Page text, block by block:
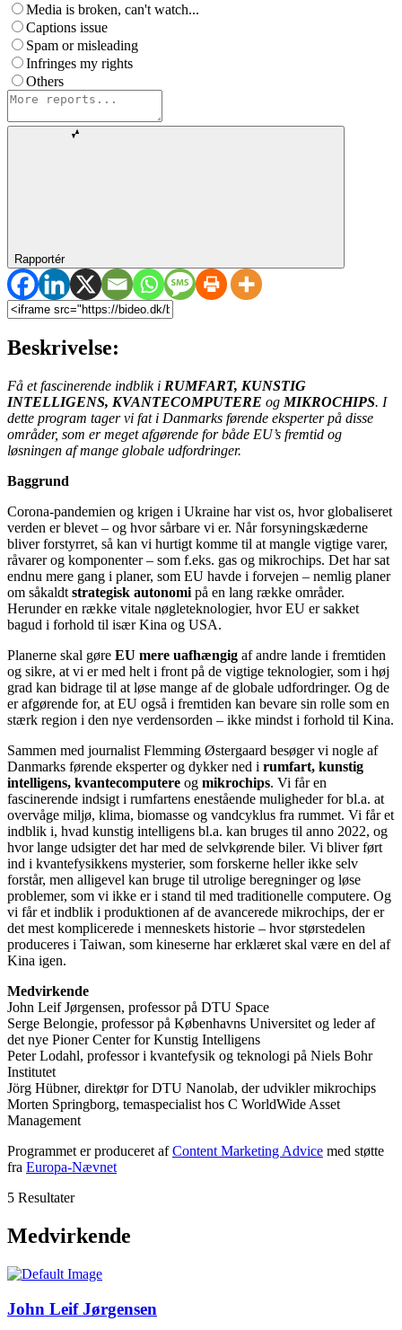
Media is broken, can't watch...
Captions issue
Spam or misleading
Infringes my rights
Others
Rapportér
Beskrivelse:
Få et fascinerende indblik i RUMFART, KUNSTIG
INTELLIGENS, KVANTECOMPUTERE og MIKROCHIPS. I
dette program tager vi fat i Danmarks førende eksperter på disse
områder, som er meget afgørende for både EU’s fremtid og
løsningen af mange globale udfordringer.
Baggrund
Corona-pandemien og krigen i Ukraine har vist os, hvor globaliseret
verden er blevet – og hvor sårbare vi er. Når forsyningskæderne
bliver forstyrret, så kan vi hurtigt komme til at mangle vigtige varer,
råvarer og komponenter – som f.eks. gas og mikrochips. Det har sat
endnu mere gang i planer, som EU havde i forvejen – nemlig planer
om såkaldt strategisk autonomi på en lang række områder.
Herunder en række vitale nøgleteknologier, hvor EU er sakket
bagud i forhold til især Kina og USA.
Planerne skal gøre EU mere uafhængig af andre lande i fremtiden
og sikre, at vi er med helt i front på de vigtige teknologier, som i høj
grad kan bidrage til at løse mange af de globale udfordringer. Og de
er afgørende for, at EU også i fremtiden kan bevare sin rolle som en
stærk region i den nye verdensorden – ikke mindst i forhold til Kina.
Sammen med journalist Flemming Østergaard besøger vi nogle af
Danmarks førende eksperter og dykker ned i rumfart, kunstig
intelligens, kvantecomputere og mikrochips. Vi får en
fascinerende indsigt i rumfartens enestående muligheder for bl.a. at
overvåge miljø, klima, biomasse og vandcyklus fra rummet. Vi får et
indblik i, hvad kunstig intelligens bl.a. kan bruges til anno 2022, og
hvor lange udsigter det har med de selvkørende biler. Vi bliver ført
ind i kvantefysikkens mysterier, som forskerne heller ikke selv
forstår, men alligevel kan bruge til utrolige beregninger og løse
problemer, som vi ikke er i stand til med traditionelle computere. Og
vi får et indblik i produktionen af de avancerede mikrochips, der er
det mest komplicerede i menneskets historie – hvor størstedelen
produceres i Taiwan, som kineserne har erklæret skal være en del af
Kina igen.
Medvirkende
John Leif Jørgensen, professor på DTU Space
Serge Belongie, professor på Københavns Universitet og leder af
det nye Pioner Center for Kunstig Intelligens
Peter Lodahl, professor i kvantefysik og teknologi på Niels Bohr
Institutet
Jörg Hübner, direktør for DTU Nanolab, der udvikler mikrochips
Morten Springborg, temaspecialist hos C WorldWide Asset
Management
Programmet er produceret afContent Marketing Advice med støtte
fra Europa-Nævnet
5 Resultater
Medvirkende
John Leif Jørgensen